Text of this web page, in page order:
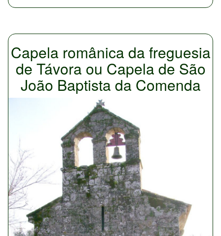
Capela românica da freguesia
de Távora ou Capela de São
João Baptista da Comenda